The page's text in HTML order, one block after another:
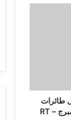
طائرات
ريبر الأمريكية بدون طيار – بلومبرج – RT